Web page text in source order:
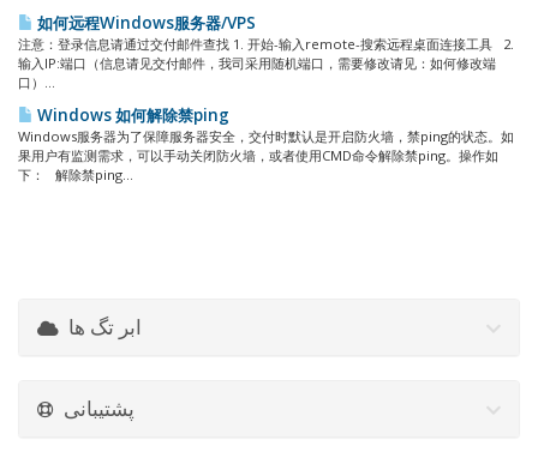
如何远程Windows服务器/VPS
注意：登录信息请通过交付邮件查找 1. 开始-输入remote-搜索远程桌面连接工具 2.
输入IP:端口（信息请见交付邮件，我司采用随机端口，需要修改请见：如何修改端
口）...
Windows 如何解除禁ping
Windows服务器为了保障服务器安全，交付时默认是开启防火墙，禁ping的状态。如
果用户有监测需求，可以手动关闭防火墙，或者使用CMD命令解除禁ping。操作如
下： 解除禁ping...
ابر تگ ها
پشتیبانی